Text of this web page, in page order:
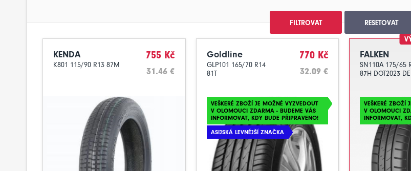
FILTROVAT RESETOVAT
KENDA
K801 115/90 R13 87M
755 Kč
31.46 €
Goldline
GLP101 165/70 R14
81T
770 Kč
32.09 €
VEŠKERÉ ZBOŽÍ JE MOŽNÉ VYZVEDOUT
V OLOMOUCI ZDARMA - BUDEME VÁS
INFORMOVAT, KDY BUDE PŘIPRAVENO!
ASIJSKÁ LEVNĚJŠÍ ZNAČKA
FALKEN
SN110A 175/65
87H DOT2023
VEŠKERÉ ZBOŽÍ
V OLOMOUCI
INFORMOVAT,